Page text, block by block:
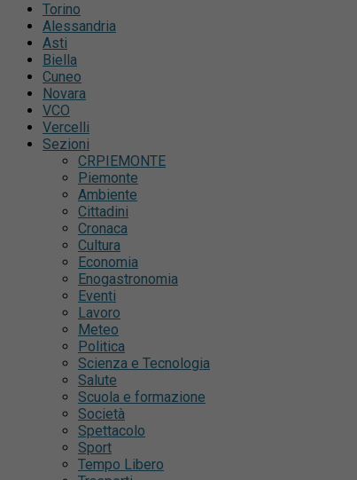
Torino
Alessandria
Asti
Biella
Cuneo
Novara
VCO
Vercelli
Sezioni
CRPIEMONTE
Piemonte
Ambiente
Cittadini
Cronaca
Cultura
Economia
Enogastronomia
Eventi
Lavoro
Meteo
Politica
Scienza e Tecnologia
Salute
Scuola e formazione
Società
Spettacolo
Sport
Tempo Libero